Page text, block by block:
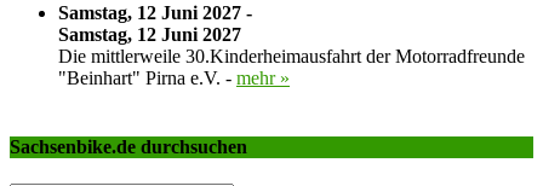
Samstag, 12 Juni 2027 -
Samstag, 12 Juni 2027
Die mittlerweile 30.Kinderheimausfahrt der Motorradfreunde
"Beinhart" Pirna e.V. - mehr »
Sachsenbike.de durchsuchen